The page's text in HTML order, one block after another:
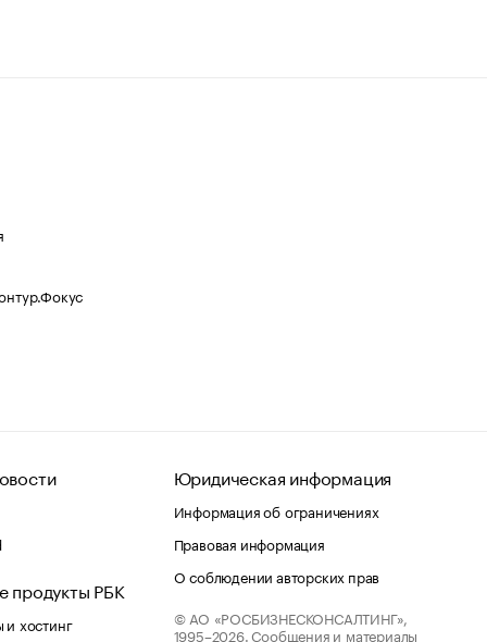
продукты РБК
хостинг
Юридическая информация
Информация об ограничениях
Правовая информация
О соблюдении авторских прав
© АО «РОСБИЗНЕСКОНСАЛТИНГ»,
1995–2026. Сообщения и материалы